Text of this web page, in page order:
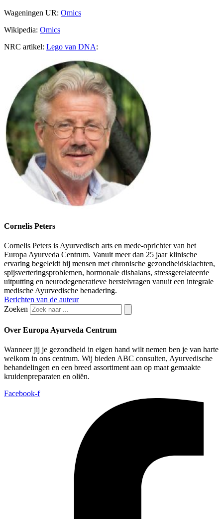
Wageningen UR: Omics
Wikipedia: Omics
NRC artikel: Lego van DNA:
Cornelis Peters
Cornelis Peters is Ayurvedisch arts en mede-oprichter van het
Europa Ayurveda Centrum. Vanuit meer dan 25 jaar klinische
ervaring begeleidt hij mensen met chronische gezondheidsklachten,
spijsverteringsproblemen, hormonale disbalans, stressgerelateerde
uitputting en neurodegeneratieve herstelvragen vanuit een integrale
medische Ayurvedische benadering.
Berichten van de auteur
Zoeken
Over Europa Ayurveda Centrum
Wanneer jij je gezondheid in eigen hand wilt nemen ben je van harte
welkom in ons centrum. Wij bieden ABC consulten, Ayurvedische
behandelingen en een breed assortiment aan op maat gemaakte
kruidenpreparaten en oliën.
Facebook-f